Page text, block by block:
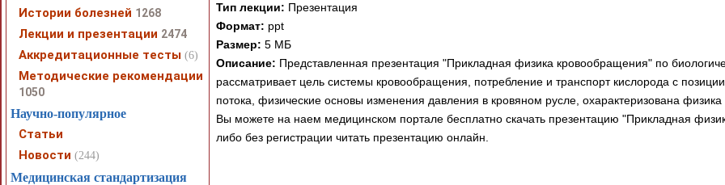
Тип лекции: Презентация
Формат: ppt
Размер: 5 МБ
Описание: Представленная презентация "Прикладная физика кровообращения" по
рассматривает цель системы кровообращения, потребление и транспорт кислорода с
потока, физические основы изменения давления в кровяном русле, охарактеризована
Вы можете на наем медицинском портале бесплатно скачать презентацию "Прикладная
либо без регистрации читать презентацию онлайн.
Истории болезней 1268
Лекции и презентации 2474
Аккредитационные тесты (6)
Методические рекомендации
1050
Научно-популярное
Статьи
Новости (244)
Медицинская стандартизация